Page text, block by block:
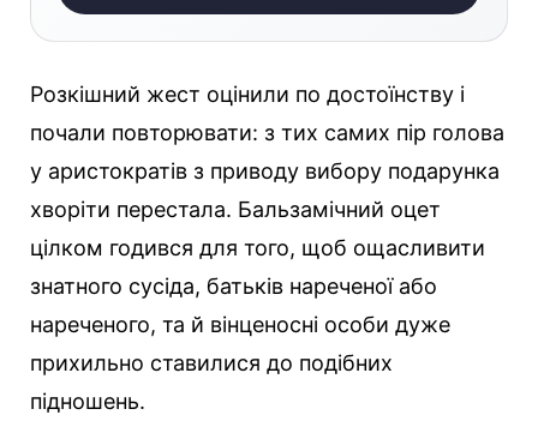
Розкішний жест оцінили по достоїнству і
почали повторювати: з тих самих пір голова
у аристократів з приводу вибору подарунка
хворіти перестала. Бальзамічний оцет
цілком годився для того, щоб ощасливити
знатного сусіда, батьків нареченої або
нареченого, та й вінценосні особи дуже
прихильно ставилися до подібних
підношень.